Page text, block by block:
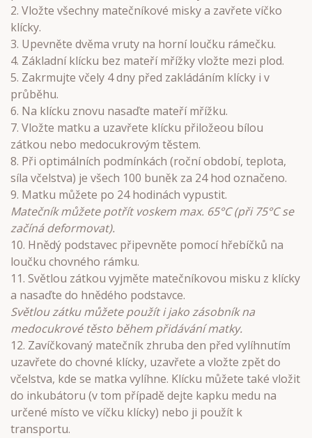
2. Vložte všechny matečníkové misky a zavřete víčko
klícky.
3. Upevněte dvěma vruty na horní loučku rámečku.
4. Základní klícku bez mateří mřížky vložte mezi plod.
5. Zakrmujte včely 4 dny před zakládáním klícky i v
průběhu.
6. Na klícku znovu nasaďte mateří mřížku.
7. Vložte matku a uzavřete klícku přiložeou bílou
zátkou nebo medocukrovým těstem.
8. Při optimálních podmínkách (roční období, teplota,
síla včelstva) je všech 100 buněk za 24 hod označeno.
9. Matku můžete po 24 hodinách vypustit.
Matečník můžete potřít voskem max. 65°C (při 75°C se
začíná deformovat).
10. Hnědý podstavec připevněte pomocí hřebíčků na
loučku chovného rámku.
11. Světlou zátkou vyjměte matečníkovou misku z klícky
a nasaďte do hnědého podstavce.
Světlou zátku můžete použít i jako zásobník na
medocukrové těsto během přidávání matky.
12. Zavíčkovaný matečník zhruba den před vylíhnutím
uzavřete do chovné klícky, uzavřete a vložte zpět do
včelstva, kde se matka vylíhne. Klícku můžete také vložit
do inkubátoru (v tom případě dejte kapku medu na
určené místo ve víčku klícky) nebo ji použít k
transportu.